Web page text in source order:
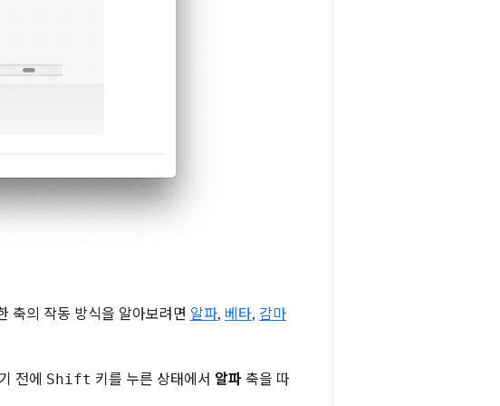
축의 작동 방식을 알아보려면 알파, 베타, 감마
전에 Shift 키를 누른 상태에서 알파 축을 따